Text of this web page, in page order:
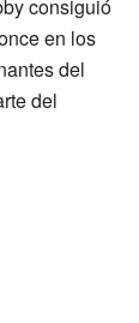
consiguió
en los
del
del